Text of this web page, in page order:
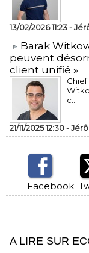
13/02/2026 11:23 -
​Barak
peuvent
client unifié »
c...
21/11/2025 12:30 -
Facebook
A LIRE SUR